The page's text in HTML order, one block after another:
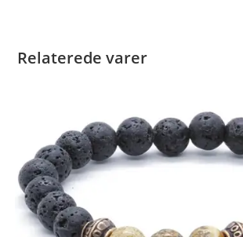
Relaterede varer